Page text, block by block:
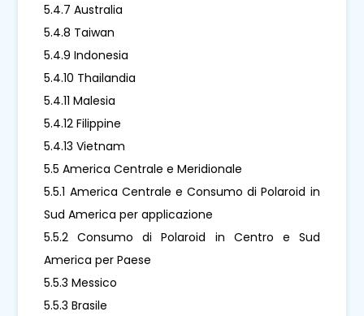
5.4.7 Australia
5.4.8 Taiwan
5.4.9 Indonesia
5.4.10 Thailandia
5.4.11 Malesia
5.4.12 Filippine
5.4.13 Vietnam
5.5 America Centrale e Meridionale
5.5.1 America Centrale e Consumo di Polaroid in
Sud America per applicazione
5.5.2 Consumo di Polaroid in Centro e Sud
America per Paese
5.5.3 Messico
5.5.3 Brasile